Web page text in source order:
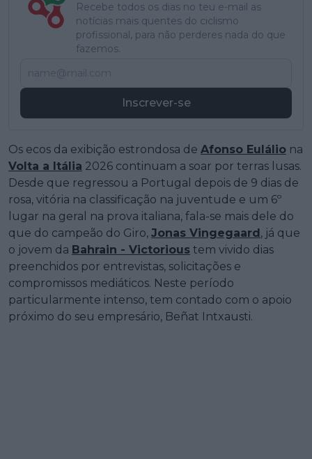
Recebe todos os dias no teu e-mail as
notícias mais quentes do ciclismo
profissional, para não perderes nada do que
fazemos.
Inscrever-se
Os ecos da exibição estrondosa de Afonso Eulálio na
Volta a Itália 2026 continuam a soar por terras lusas.
Desde que regressou a Portugal depois de 9 dias de
rosa, vitória na classificação na juventude e um 6º
lugar na geral na prova italiana, fala-se mais dele do
que do campeão do Giro, Jonas Vingegaard, já que
o jovem da Bahrain - Victorious tem vivido dias
preenchidos por entrevistas, solicitações e
compromissos mediáticos. Neste período
particularmente intenso, tem contado com o apoio
próximo do seu empresário, Beñat Intxausti.